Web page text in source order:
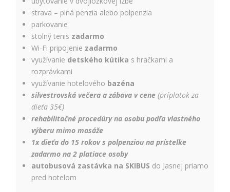
strava – plná penzia alebo polpenzia
parkovanie
stolný tenis zadarmo
Wi-Fi pripojenie zadarmo
využívanie detského kútika s hračkami a
rozprávkami
využívanie hotelového bazéna
silvestrovská večera a zábava v cene (príplatok za
dieťa 35€)
rehabilitačné procedúry na osobu podľa vlastného
výberu mimo masáže
1x dieťa do 15 rokov s polpenziou na prístelke
zadarmo na 2 platiace osoby
autobusová zastávka na SKIBUS do Jasnej priamo
pred hotelom
reklamných
Google. Účel:
reklám; Právny
základ: súhlas